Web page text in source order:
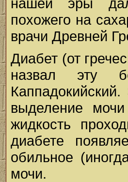
похожего на
врачи Древней
Диабет (от
назвал эту
выделение
жидкость
диабете
обильное
мочи.